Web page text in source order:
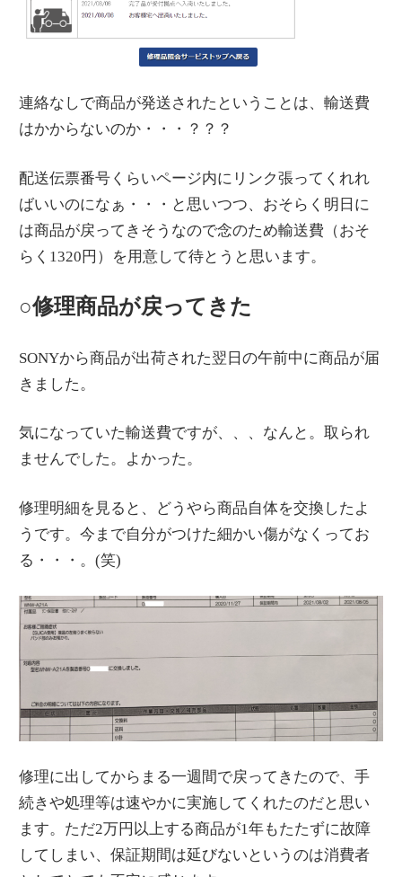
連絡なしで商品が発送されたということは、輸送費
はかからないのか・・・？？？
配送伝票番号くらいページ内にリンク張ってくれれ
ばいいのになぁ・・・と思いつつ、おそらく明日に
は商品が戻ってきそうなので念のため輸送費（おそ
らく1320円）を用意して待とうと思います。
○修理商品が戻ってきた
SONYから商品が出荷された翌日の午前中に商品が届
きました。
気になっていた輸送費ですが、、、なんと。取られ
ませんでした。よかった。
修理明細を見ると、どうやら商品自体を交換したよ
うです。今まで自分がつけた細かい傷がなくってお
る・・・。(笑)
修理に出してからまる一週間で戻ってきたので、手
続きや処理等は速やかに実施してくれたのだと思い
ます。ただ2万円以上する商品が1年もたたずに故障
してしまい、保証期間は延びないというのは消費者